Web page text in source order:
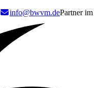
info@bwvm.dePartner im